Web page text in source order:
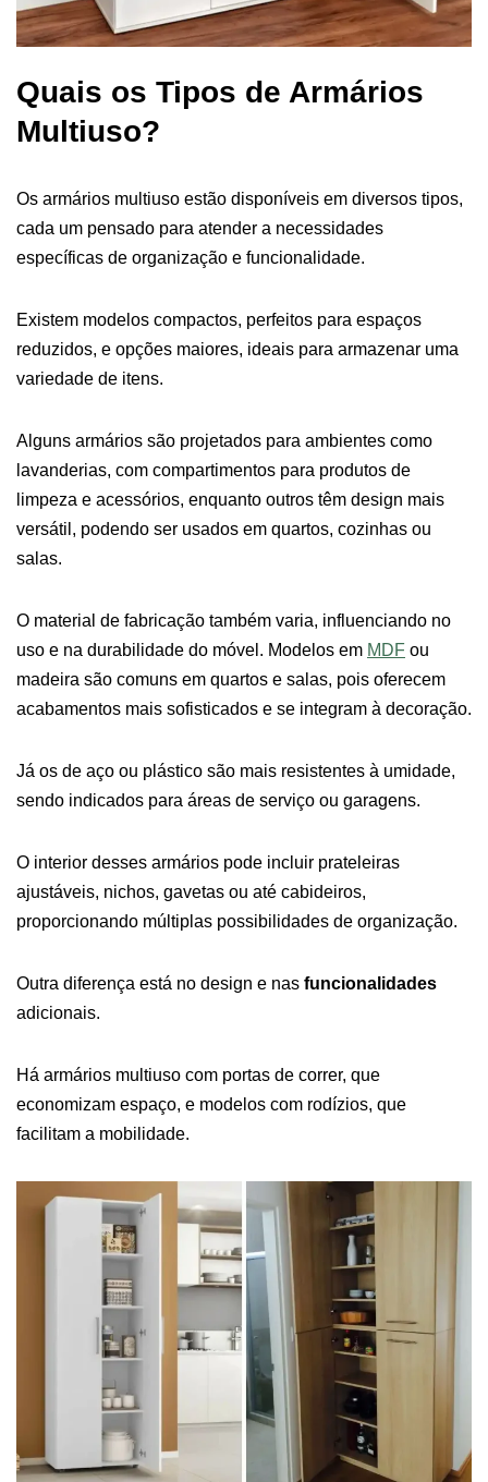
Quais os Tipos de Armários
Multiuso?
Os armários multiuso estão disponíveis em diversos tipos,
cada um pensado para atender a necessidades
específicas de organização e funcionalidade.
Existem modelos compactos, perfeitos para espaços
reduzidos, e opções maiores, ideais para armazenar uma
variedade de itens.
Alguns armários são projetados para ambientes como
lavanderias, com compartimentos para produtos de
limpeza e acessórios, enquanto outros têm design mais
versátil, podendo ser usados em quartos, cozinhas ou
salas.
O material de fabricação também varia, influenciando no
uso e na durabilidade do móvel. Modelos em MDF ou
madeira são comuns em quartos e salas, pois oferecem
acabamentos mais sofisticados e se integram à decoração.
Já os de aço ou plástico são mais resistentes à umidade,
sendo indicados para áreas de serviço ou garagens.
O interior desses armários pode incluir prateleiras
ajustáveis, nichos, gavetas ou até cabideiros,
proporcionando múltiplas possibilidades de organização.
Outra diferença está no design e nas funcionalidades
adicionais.
Há armários multiuso com portas de correr, que
economizam espaço, e modelos com rodízios, que
facilitam a mobilidade.